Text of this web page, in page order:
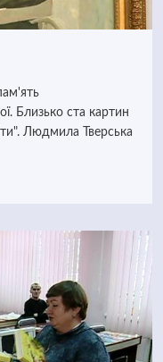
Близько ста картин
Людмила Тверська